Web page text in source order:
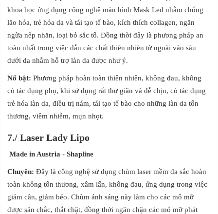
khoa học ứng dụng công nghệ màn hình Mask Led nhằm chống
lão hóa, trẻ hóa da và tái tạo tế bào, kích thích collagen, ngăn
ngừa nếp nhăn, loại bỏ sắc tố. Đồng thời đây là phương pháp an
toàn nhất trong việc dẫn các chất thiên nhiên từ ngoài vào sâu
dưới da nhằm hỗ trợ làn da được như ý.
Nổ bật: Phương pháp hoàn toàn thiên nhiên, không đau, không
có tác dụng phụ, khi sử dụng rất thư giãn và dễ chịu, có tác dụng
trẻ hóa làn da, điều trị nám, tái tạo tế bào cho những làn da tổn
thương, viêm nhiễm, mụn nhọt.
7./ Laser Lady Lipo
Made in Austria - Shapline
Chuyên: Đây là công nghệ sử dụng chùm laser mềm đa sắc hoàn
toàn không tổn thương, xâm lấn, không đau, ứng dụng trong việc
giảm cân, giảm béo. Chùm ánh sáng này làm cho các mô mỡ
được săn chắc, thắt chặt, đồng thời ngăn chặn các mô mỡ phát